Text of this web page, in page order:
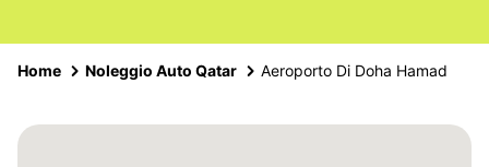
Home Noleggio Auto Qatar Aeroporto Di Doha Hamad